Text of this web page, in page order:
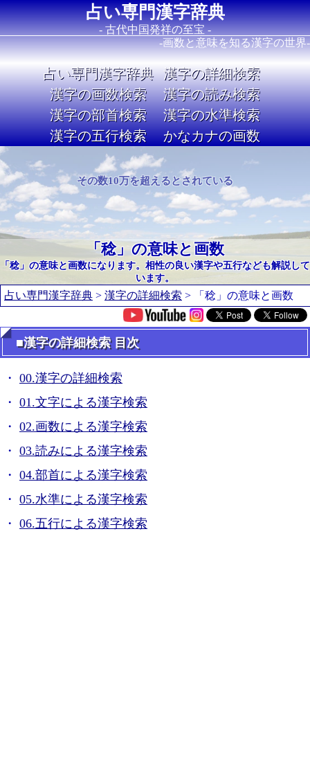
占い専門漢字辞典
- 古代中国発祥の至宝 -
-画数と意味を知る漢字の世界-
占い専門漢字辞典
漢字の詳細検索
漢字の画数検索
漢字の読み検索
漢字の部首検索
漢字の水準検索
漢字の五行検索
かなカナの画数
Image 02
その数10万を超えるとされている
「稔」の意味と画数
「稔」の意味と画数になります。相性の良い漢字や五行なども解説して
います。
占い専門漢字辞典 > 漢字の詳細検索 > 「稔」の意味と画数
■漢字の詳細検索 目次
00.漢字の詳細検索
01.文字による漢字検索
02.画数による漢字検索
03.読みによる漢字検索
04.部首による漢字検索
05.水準による漢字検索
06.五行による漢字検索